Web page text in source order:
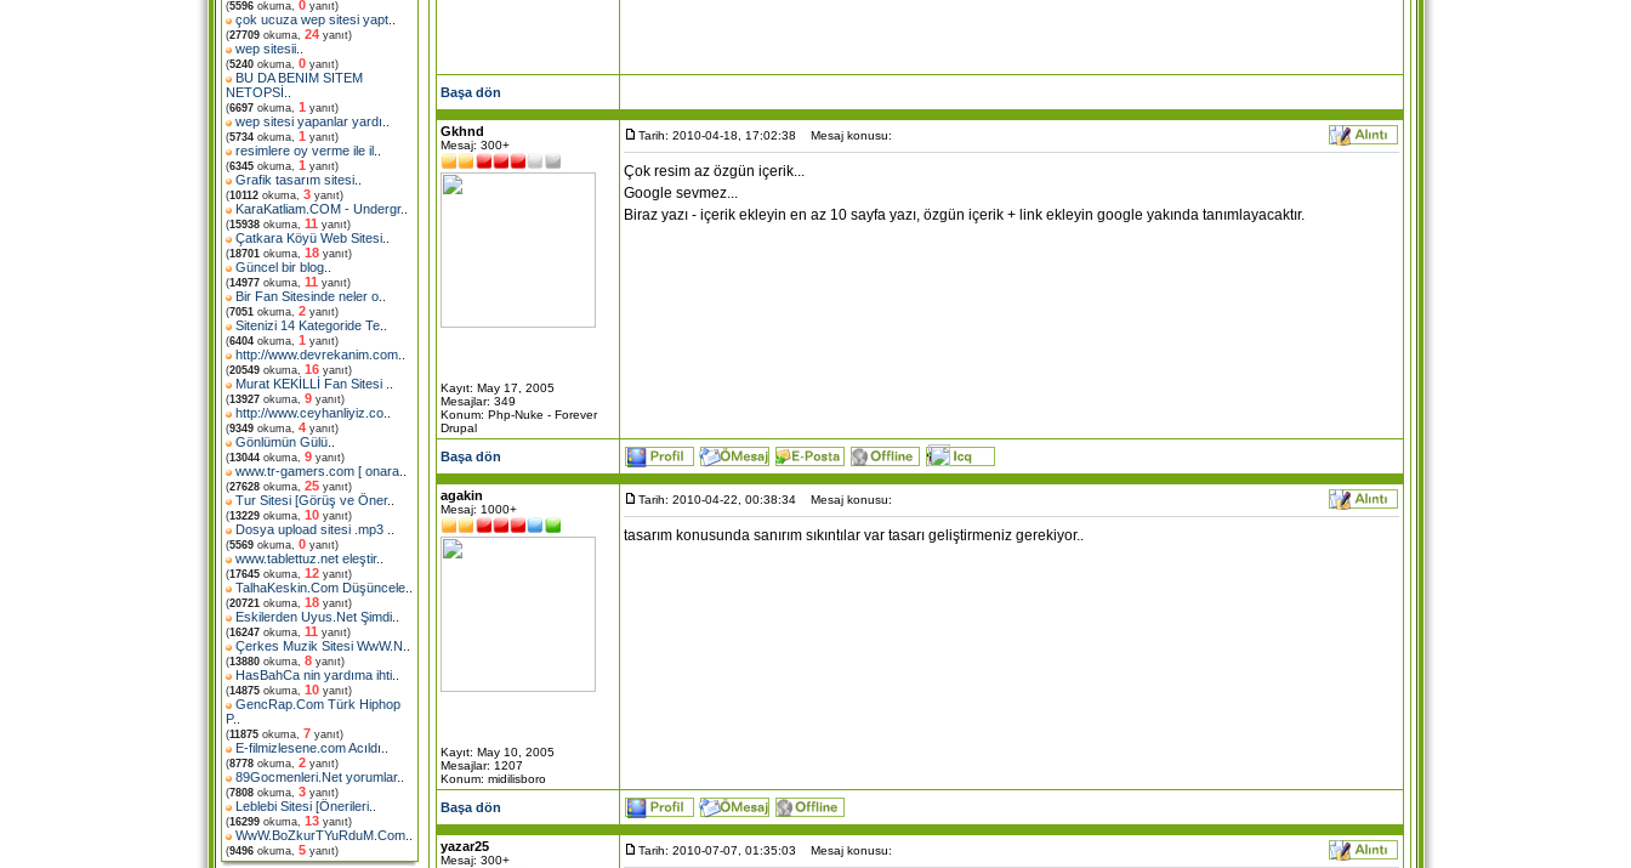
(5596okuma, 0yanıt)
çok ucuza wep sitesi yapt..
(27709okuma, 24yanıt)
wep sitesii..
(5240okuma, 0yanıt)
BU DA BENIM SITEM
NETOPSİ
(6697okuma, 1yanıt)
wep sitesi yapanlar yardı
(5734okuma, 1yanıt)
resimlere oy verme ile il..
(6345okuma, 1yanıt)
Grafik tasarım sitesi..
(10112okuma, 3yanıt)
KaraKatliam.COM - Undergr..
(15938okuma, 11yanıt)
Çatkara Köyü Web Sitesi..
(18701okuma, 18yanıt)
Güncel bir blog..
(14977okuma, 11yanıt)
Bir Fan Sitesinde neler o..
(7051okuma, 2yanıt)
Sitenizi 14 Kategoride Te..
(6404okuma, 1yanıt)
http://www.devrekanim.com..
(20549okuma, 16yanıt)
Murat KEKİLLİ Fan Sitesi
(13927okuma, 9yanıt)
http://www.ceyhanliyiz.co..
(9349okuma, 4yanıt)
Gönlümün Gülü..
(13044okuma, 9yanıt)
www.tr-gamers.com [ onara..
(27628okuma, 25yanıt)
Tur Sitesi [Görüş ve Öner..
(13229okuma, 10yanıt)
Dosya upload sitesi .mp3
(5569okuma, 0yanıt)
www.tablettuz.net eleştir..
(17645okuma, 12yanıt)
TalhaKeskin.Com Düşüncele..
(20721okuma, 18yanıt)
Eskilerden Uyus.Net Şimdi..
(16247okuma, 11yanıt)
Çerkes Muzik Sitesi WwW.N
(13880okuma, 8yanıt)
HasBahCa nin yardıma ihti..
(14875okuma, 10yanıt)
GencRap.Com Türk Hiphop
P..
(11875okuma, 7yanıt)
E-filmizlesene.com Acıldı
(8778okuma, 2yanıt)
89Gocmenleri.Net yorumlar..
(7808okuma, 3yanıt)
Leblebi Sitesi [Önerileri..
(16299okuma, 13yanıt)
WwW.BoZkurTYuRduM.Com..
(9496okuma, 5yanıt)
Başa dön
Gkhnd
Mesaj: 300+
Kayıt: May 17, 2005
Mesajlar: 349
Konum: Php-Nuke - Forever
Drupal
Tarih: 2010-04-18, 17:02:38 Mesaj konusu:
Çok resim az özgün içerik...
Google sevmez...
Biraz yazı - içerik ekleyin en az 10 sayfa yazı, özgün içerik + link ekleyin google yakında tanımlayacaktır.
Başa dön
agakin
Mesaj: 1000+
Kayıt: May 10, 2005
Mesajlar: 1207
Konum: midilisboro
Tarih: 2010-04-22, 00:38:34 Mesaj konusu:
tasarım konusunda sanırım sıkıntılar var tasarı geliştirmeniz gerekiyor..
Başa dön
yazar25
Mesaj: 300+
Tarih: 2010-07-07, 01:35:03 Mesaj konusu: